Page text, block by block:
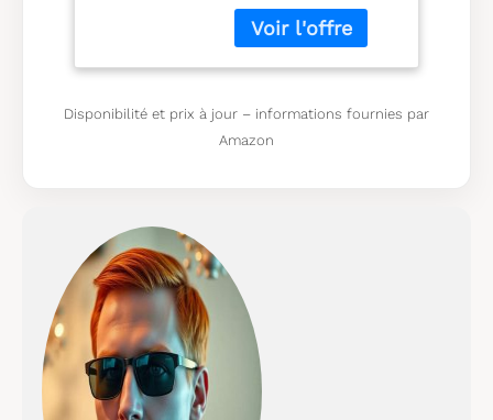
Disponibilité et prix à jour – informations fournies par
Amazon